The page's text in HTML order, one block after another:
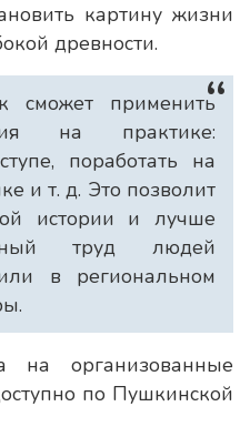
картину жизни
древности.
сможет применить
на практике:
поработать на
и т. д. Это позволит
истории и лучше
труд людей
в региональном
на организованные
по Пушкинской